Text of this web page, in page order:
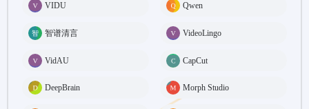
VIDU Qwen
智谱清言 VideoLingo
VidAU CapCut
DeepBrain Morph Studio